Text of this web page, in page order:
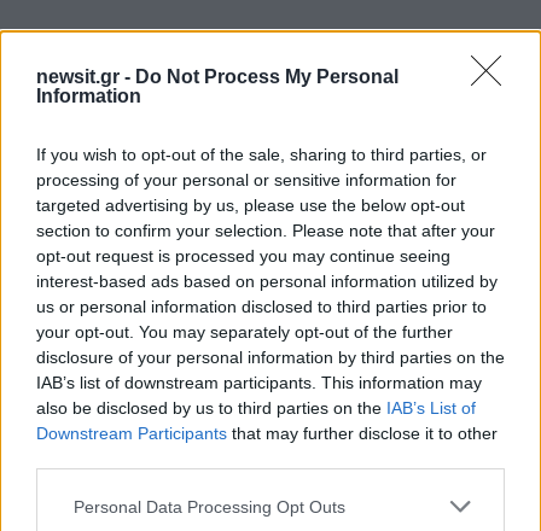
newsit.gr - Do Not Process My Personal
Information
If you wish to opt-out of the sale, sharing to third parties, or
processing of your personal or sensitive information for
targeted advertising by us, please use the below opt-out
section to confirm your selection. Please note that after your
opt-out request is processed you may continue seeing
interest-based ads based on personal information utilized by
us or personal information disclosed to third parties prior to
your opt-out. You may separately opt-out of the further
disclosure of your personal information by third parties on the
IAB’s list of downstream participants. This information may
also be disclosed by us to third parties on the IAB’s List of
Downstream Participants that may further disclose it to other
Please note that this website/app uses one or more Google
Personal Data Processing Opt Outs
Αν τα χάσατε
Στη ΓΑΔΑ η 46χρονη που
της Μαρφίν - Μεταφέρθηκε
Τραμπ: «Ο πόλεμος με
τα Στενά του